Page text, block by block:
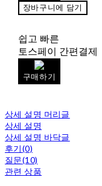
장바구니에 담기
쉽고 빠른
토스페이 간편결제
구매하기
상세 설명 머리글
상세 설명
상세 설명 바닥글
후기(0)
질문(10)
관련 상품